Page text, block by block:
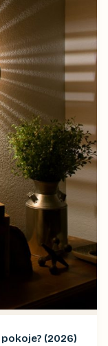
(2026)